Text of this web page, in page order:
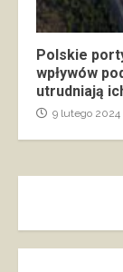
Polskie
wpływów
utrudniają
9 lutego 2024